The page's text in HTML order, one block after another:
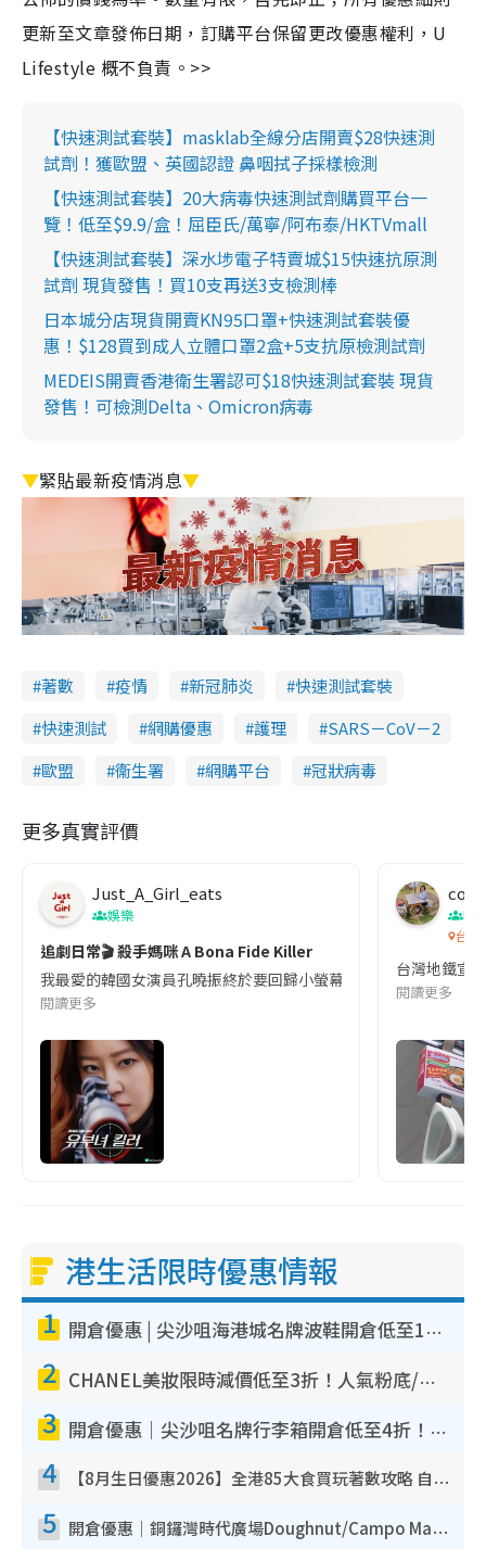
更新至文章發佈日期，訂購平台保留更改優惠權利，U
Lifestyle 概不負責。>>
【快速測試套裝】masklab全線分店開賣$28快速測
試劑！獲歐盟、英國認證 鼻咽拭子採樣檢測
【快速測試套裝】20大病毒快速測試劑購買平台一
覽！低至$9.9/盒！屈臣氏/萬寧/阿布泰/HKTVmall
【快速測試套裝】深水埗電子特賣城$15快速抗原測
試劑 現貨發售！買10支再送3支檢測棒
日本城分店現貨開賣KN95口罩+快速測試套裝優
惠！$128買到成人立體口罩2盒+5支抗原檢測試劑
MEDEIS開賣香港衛生署認可$18快速測試套裝 現貨
發售！可檢測Delta、Omicron病毒
▼緊貼最新疫情消息▼
著數 疫情 新冠肺炎
快速測試套裝
快速測試
網購優惠 護理
SARS－CoV－2
歐盟
衞生署 網購平台 冠狀病毒
更多真實評價
Just_A_Girl_eats
娛樂
追劇日常🎬 殺手媽咪 A Bona Fide Killer
我最愛的韓國女演員孔曉振終於要回歸小螢幕啦!這次的劇本改編
閱讀更多
co
吹
台灣
台灣地鐵宣
閱讀更多
港生活限時優惠情報
1 開倉優惠 | 尖沙咀海港城名牌波鞋開倉低至1折！On鞋$899起／Joy&Peace鞋履$98起
2 CHANEL美妝限時減價低至3折！人氣粉底/唇膏/精華液低至$275！COCO香水都有平
3 開倉優惠｜尖沙咀名牌行李箱開倉低至4折！一連5日 American Tourister/ace./Hallmark $200起！
4 【8月生日優惠2026】全港85大食買玩著數攻略 自助餐/火鍋放題同行免費＋誠品/DONKI送現金券
5 開倉優惠｜銅鑼灣時代廣場Doughnut/Campo Marzio開倉低至1折！背囊、書包、手袋劈價$200起